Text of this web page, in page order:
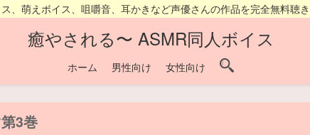
、萌えボイス、咀嚼音、耳かきなど声優さんの作品を完全無料聴
癒やされる〜 ASMR同人ボイス
ホーム 男性向け 女性向け
3巻